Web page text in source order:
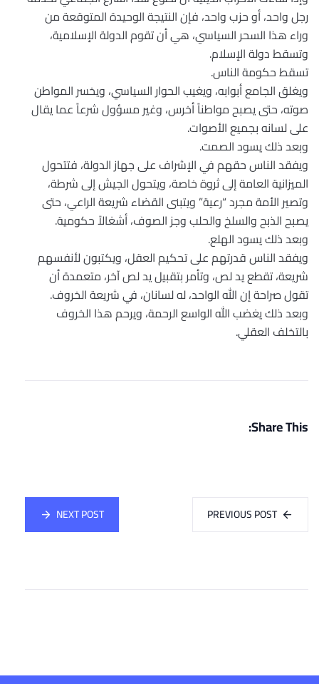
رجل واحد، أو حزب واحد، فإن النتيجة الوحيدة المتوقعة من
وراء هذا السحر السياسي، هي أن تقوم الدولة الإسلامية،
وتسقط دولة الإسلام.
تسقط حكومة الناس.
ويغلق الجامع أبوابه، ويغيب الحوار السياسي، ويخسر المواطن
صوته، حتى يصبح مواطناً أخرس، وغير مسؤول شرعاً عما يقال
على لسانه بجميع الأصوات.
وبعد ذلك يسود الصمت.
ويفقد الناس حقهم في الإشراف على جهاز الدولة، فتتحول
الميزانية العامة إلى ثروة خاصة، ويتحول الجيش إلى شرطة،
وتصير الأمة مجرد “رعية” ويتبنى القضاء شريعة الراعي، حتى
يصبح الذبح والسلخ والحلب وجز الصوف، أشغالاً حكومية.
وبعد ذلك يسود الهلع.
ويفقد الناس قدرتهم على تحكيم العقل، ويكتبون لأنفسهم
شريعة، تقطع يد لص، وتأمر بتقبيل يد لص آخر، متعمدة أن
تقول صراحة إن الله الواحد، له لسانان، في شريعة الخروف.
وبعد ذلك يغضب الله الواسع الرحمة، ويرحم هذا الخروف
بالتخلف العقلي.
Share This:
PREVIOUS POST
NEXT POST